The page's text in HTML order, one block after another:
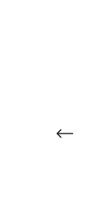
GLOW